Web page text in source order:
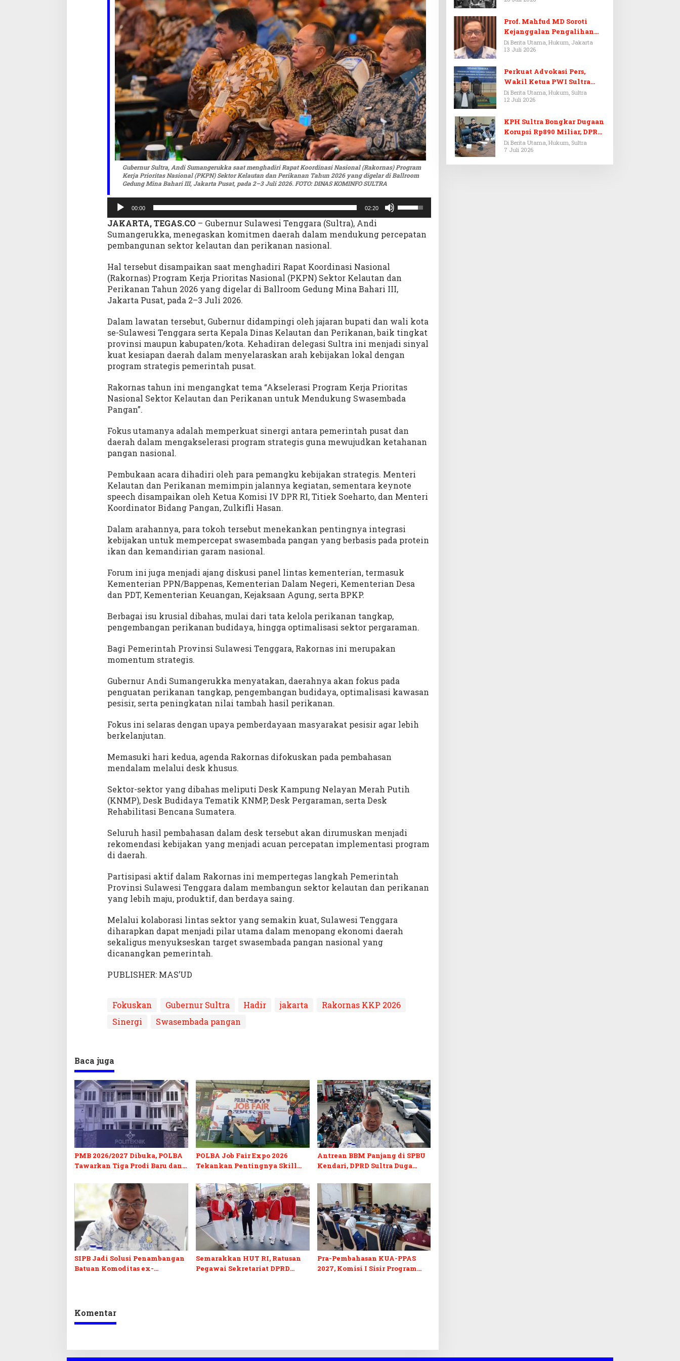
P
2
0
2
6
d
i
J
a
k
a
,
F
o
k
u
s
k
a
n
S
i
e
r
g
i
w
a
s
m
b
d
a
n
g
a
Gubernur Sultra, Andi Sumangerukka saat menghadiri Rapat Koordinasi Nasional (Rakornas) Program
Kerja Prioritas Nasional (PKPN) Sektor Kelautan dan Perikanan Tahun 2026 yang digelar di Ballroom
Gedung Mina Bahari III, Jakarta Pusat, pada 2–3 Juli 2026. FOTO: DINAS KOMINFO SULTRA
Pemutar
Audio
00:00 02:20
Atas/Bawah
menurunkan
volume.
JAKARTA, TEGAS.CO– Gubernur Sulawesi Tenggara (Sultra), Andi
Sumangerukka, menegaskan komitmen daerah dalam mendukung percepatan
pembangunan sektor kelautan dan perikanan nasional.
Hal tersebut disampaikan saat menghadiri Rapat Koordinasi Nasional
(Rakornas) Program Kerja Prioritas Nasional (PKPN) Sektor Kelautan dan
Perikanan Tahun 2026 yang digelar di Ballroom Gedung Mina Bahari III,
Jakarta Pusat, pada 2–3 Juli 2026.
Dalam lawatan tersebut, Gubernur didampingi oleh jajaran bupati dan wali kota
se-Sulawesi Tenggara serta Kepala Dinas Kelautan dan Perikanan, baik tingkat
provinsi maupun kabupaten/kota. Kehadiran delegasi Sultra ini menjadi sinyal
kuat kesiapan daerah dalam menyelaraskan arah kebijakan lokal dengan
program strategis pemerintah pusat.
Rakornas tahun ini mengangkat tema “Akselerasi Program Kerja Prioritas
Nasional Sektor Kelautan dan Perikanan untuk Mendukung Swasembada
Pangan”.
Fokus utamanya adalah memperkuat sinergi antara pemerintah pusat dan
daerah dalam mengakselerasi program strategis guna mewujudkan ketahanan
pangan nasional.
Pembukaan acara dihadiri oleh para pemangku kebijakan strategis. Menteri
Kelautan dan Perikanan memimpin jalannya kegiatan, sementara keynote
speech disampaikan oleh Ketua Komisi IV DPR RI, Titiek Soeharto, dan Menteri
Koordinator Bidang Pangan, Zulkifli Hasan.
Dalam arahannya, para tokoh tersebut menekankan pentingnya integrasi
kebijakan untuk mempercepat swasembada pangan yang berbasis pada protein
ikan dan kemandirian garam nasional.
Forum ini juga menjadi ajang diskusi panel lintas kementerian, termasuk
Kementerian PPN/Bappenas, Kementerian Dalam Negeri, Kementerian Desa
dan PDT, Kementerian Keuangan, Kejaksaan Agung, serta BPKP.
Berbagai isu krusial dibahas, mulai dari tata kelola perikanan tangkap,
pengembangan perikanan budidaya, hingga optimalisasi sektor pergaraman.
Bagi Pemerintah Provinsi Sulawesi Tenggara, Rakornas ini merupakan
momentum strategis.
Gubernur Andi Sumangerukka menyatakan, daerahnya akan fokus pada
penguatan perikanan tangkap, pengembangan budidaya, optimalisasi kawasan
pesisir, serta peningkatan nilai tambah hasil perikanan.
Fokus ini selaras dengan upaya pemberdayaan masyarakat pesisir agar lebih
berkelanjutan.
Memasuki hari kedua, agenda Rakornas difokuskan pada pembahasan
mendalam melalui desk khusus.
Sektor-sektor yang dibahas meliputi Desk Kampung Nelayan Merah Putih
(KNMP), Desk Budidaya Tematik KNMP, Desk Pergaraman, serta Desk
Rehabilitasi Bencana Sumatera.
Seluruh hasil pembahasan dalam desk tersebut akan dirumuskan menjadi
rekomendasi kebijakan yang menjadi acuan percepatan implementasi program
di daerah.
Partisipasi aktif dalam Rakornas ini mempertegas langkah Pemerintah
Provinsi Sulawesi Tenggara dalam membangun sektor kelautan dan perikanan
yang lebih maju, produktif, dan berdaya saing.
Melalui kolaborasi lintas sektor yang semakin kuat, Sulawesi Tenggara
diharapkan dapat menjadi pilar utama dalam menopang ekonomi daerah
sekaligus menyukseskan target swasembada pangan nasional yang
dicanangkan pemerintah.
PUBLISHER: MAS’UD
Fokuskan Gubernur Sultra Hadir jakarta
Rakornas KKP 2026
Sinergi
Swasembada pangan
Baca juga
PMB 2026/2027 Dibuka, POLBA
Tawarkan Tiga Prodi Baru dan
POLBA Job Fair Expo 2026
Tekankan Pentingnya Skill
Antrean BBM Panjang di SPBU
Kendari, DPRD Sultra Duga
SIPB Jadi Solusi Penambangan
Batuan Komoditas ex-
Semarakkan HUT RI, Ratusan
Pegawai Sekretariat DPRD
Pra-Pembahasan KUA-PPAS
2027, Komisi I Sisir Program
Komentar
Prof. Mahfud MD Soroti
Kejanggalan Pengalihan
Penyelidikan Tersangka
Febrie Adriansyah
Di Berita Utama, Hukum, Jakarta
13 Juli 2026
Perkuat Advokasi Pers,
Wakil Ketua PWI Sultra
Resmi Dilantik Menjadi
Advokat PERADI
Di Berita Utama, Hukum, Sultra
12 Juli 2026
KPH Sultra Bongkar Dugaan
Korupsi Rp890 Miliar, DPRD
Sultra Gelar RDP
Di Berita Utama, Hukum, Sultra
7 Juli 2026